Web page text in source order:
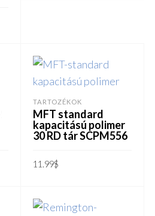
TARTOZÉKOK
MFT standard
kapacitású polimer
30 RD tár SCPM556
11.99$